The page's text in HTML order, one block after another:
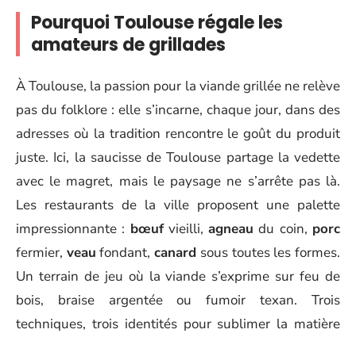
Pourquoi Toulouse régale les
amateurs de grillades
À Toulouse, la passion pour la viande grillée ne relève
pas du folklore : elle s’incarne, chaque jour, dans des
adresses où la tradition rencontre le goût du produit
juste. Ici, la saucisse de Toulouse partage la vedette
avec le magret, mais le paysage ne s’arrête pas là.
Les restaurants de la ville proposent une palette
impressionnante : bœufvieilli,agneau du coin, porc
fermier, veau fondant,canard sous toutes les formes.
Un terrain de jeu où la viande s’exprime sur feu de
bois, braise argentée ou fumoir texan. Trois
techniques, trois identités pour sublimer la matière